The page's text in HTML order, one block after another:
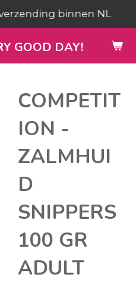
GOOD DAY!
binnen NL
COMPETIT
ION -
ZALMHUI
D
SNIPPERS
100 GR
ADULT